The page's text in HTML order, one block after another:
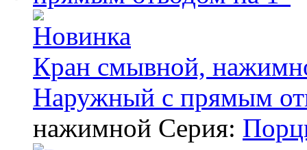
Кран смывной,
Наружный с прямым
нажимной Серия: